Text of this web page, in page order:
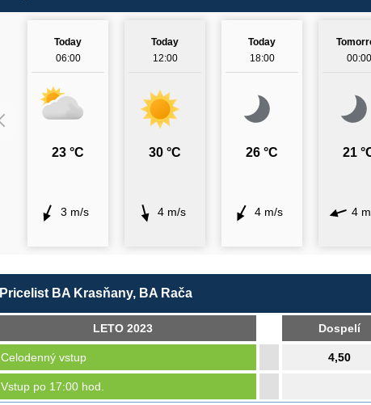
Today
06:00
23 °C
3 m/s
Today
12:00
30 °C
4 m/s
Today
18:00
26 °C
4 m/s
00:00
21
4
Pricelist BA Krasňany, BA Rača
LETO 2023 Dospelí
Celodenný vstup 4,50
Vstup po 17:00 hod.